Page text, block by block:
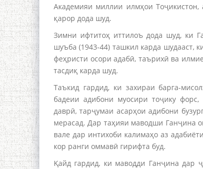
Академияи миллии илмҳои Тоҷикистон,
қарор дода шуд.
Зимни ифтитоҳ иттилоъ дода шуд, ки
шуъба (1943-44) ташкил карда шудааст,
феҳристи осори адабӣ, таърихӣ ва
тасдиқ карда шуд.
Таъкид гардид, ки захираи барга-
бадеии адибони муосири тоҷику
даврӣ, тарҷумаи асарҳои адибони
мерасад. Дар таҳияи маводши Ганҷина
вале дар интихоби калимаҳо аз
кор ранги оммавӣ гирифта буд.
Қайд гардид, ки маводди Ганҷина дар